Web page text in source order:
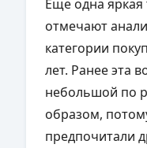
Еще одна
отмечают
категории
лет. Ранее эта
небольшой по
образом,
предпочитали